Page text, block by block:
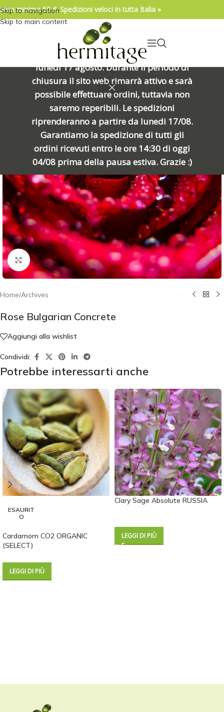
04/08/2026. IMPORTANTE, SI PREGA DI
LEGGERE: Venerdì 7 agosto alle ore
15:00 chiuderemo per una meritata
pausa e riapriremo alle ore 8:00 di
lunedì 17 agosto. Durante il periodo di
chiusura il sito web rimarrà attivo e sarà
possibile effettuare ordini, tuttavia non
saremo reperibili. Le spedizioni
riprenderanno a partire da lunedi 17/08.
Garantiamo la spedizione di tutti gli
ordini ricevuti entro le ore 14:30 di oggi
04/08 prima della pausa estiva. Grazie :)
Skip to navigation
Skip to main content
minima 50 €. Spedizioni veloci in tutta Italia »
Click to enlarge
Home/Archives
Rose Bulgarian Concrete
Aggiungi alla wishlist
Condividi:
Potrebbe interessarti anche
ESAURIT
O
Cardamom CO2 ORGANIC
(SELECT)
LEGGI DI PIÙ
Clary Sage Absolute RUSSIA
LEGGI DI PIÙ